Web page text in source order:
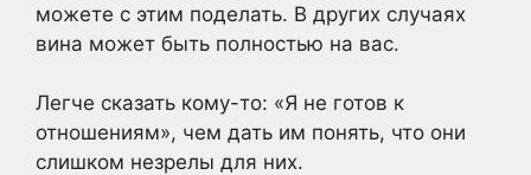
можете с этим поделать. В других случаях
вина может быть полностью на вас.
Легче сказать кому-то: «Я не готов к
отношениям», чем дать им понять, что они
слишком незрелы для них.